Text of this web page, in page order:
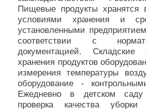
Пищевые продукты хранятся
условиями хранения и
установленными
соответствии с
документацией.
хранения продуктов
измерения температуры
оборудование -
Ежедневно в детском саду
проверка качества